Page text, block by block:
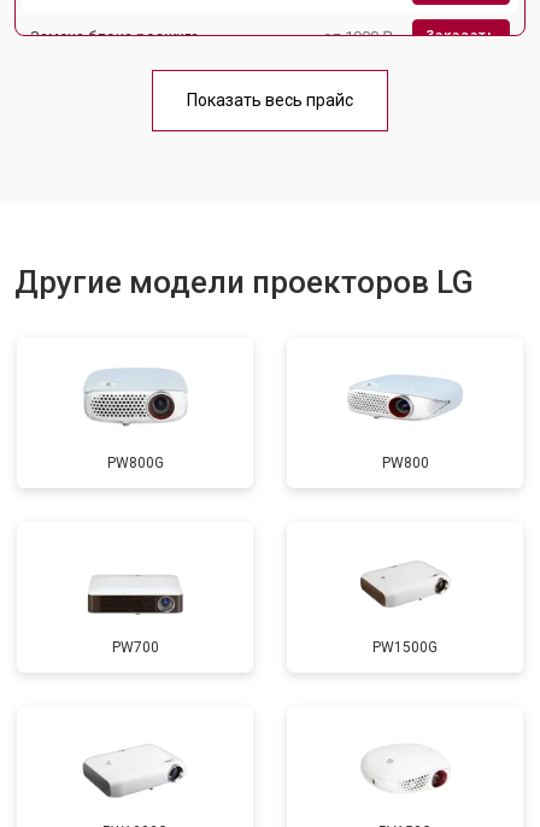
Замена блока розжига от 1900 ₽ Заказать
Показать весь прайс
Другие модели проекторов LG
PW800G PW800
PW700 PW1500G